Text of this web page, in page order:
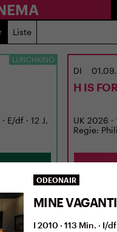
Liste
LUNCHKINO
E/df · 12 J.
DI 01.09.
H IS
UK 2026 ·
Regie:
ODEONAIR
MINE VAGANTI
I 2010 · 113 Min. · I/